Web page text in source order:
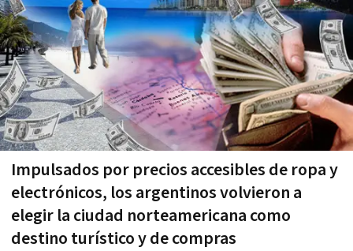
Impulsados por precios accesibles de ropa y
electrónicos, los argentinos volvieron a
elegir la ciudad norteamericana como
destino turístico y de compras